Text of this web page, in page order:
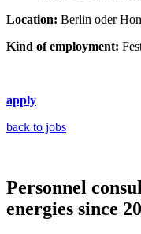
Location: Berlin oder
Kind of employment:
apply
back to jobs
Personnel
energies since